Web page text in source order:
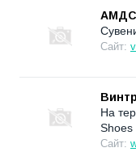
Сайт:
На
Сайт: